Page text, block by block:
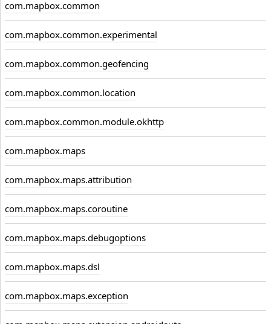
com.mapbox.common
com.mapbox.common.experimental
com.mapbox.common.geofencing
com.mapbox.common.location
com.mapbox.common.module.okhttp
com.mapbox.maps
com.mapbox.maps.attribution
com.mapbox.maps.coroutine
com.mapbox.maps.debugoptions
com.mapbox.maps.dsl
com.mapbox.maps.exception